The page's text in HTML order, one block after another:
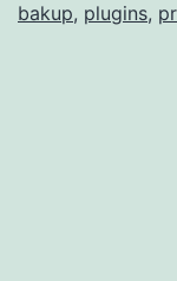
bakup, plugins,